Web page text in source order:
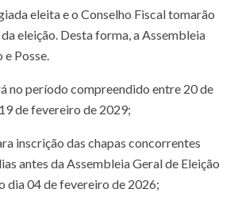
eleita e o Conselho Fiscal tomarão
eleição. Desta forma, a Assembleia
Posse.
no período compreendido entre 20 de
de fevereiro de 2029;
inscrição das chapas concorrentes
antes da Assembleia Geral de Eleição
dia 04 de fevereiro de 2026;